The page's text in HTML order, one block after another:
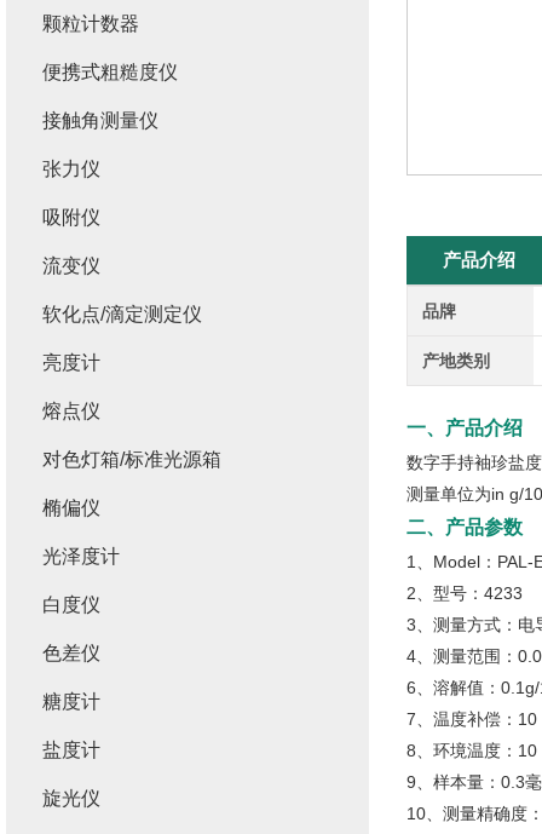
产品介绍
品牌
产地类别
一、产品介绍
数字手持袖珍盐
测量单位为in g/
二、产品参数
1、Model：PAL-
2、型号：4233
3、测量方式：
4、测量范围：
6、溶解值：
7、温度补偿：
8、环境温度：
9、样本量：0.3
10、测量精确度
颗粒计数器
便携式粗糙度仪
接触角测量仪
张力仪
吸附仪
流变仪
软化点/滴定测定仪
亮度计
熔点仪
对色灯箱/标准光源箱
椭偏仪
光泽度计
白度仪
色差仪
糖度计
盐度计
旋光仪